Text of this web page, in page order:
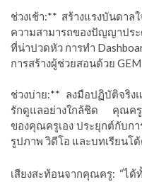
ช่วงเช้า:** สร้างแรงบันดา
ความสามารถของปัญญาปร
ที่น่าปวดหัว การทำ
การสร้างผู้ช่วยสอนด้วย GEM
ช่วงบ่าย:** ลงมือปฏิบัติจริง
รักดูแลอย่างใกล้ชิด คุณครู
ของคุณครูเอง ประยุกต์กับก
รูปภาพ วิดีโอ และบทเรียนโ
เสียงสะท้อนจากคุณครู: “ได้